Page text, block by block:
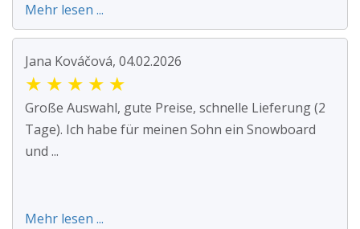
Mehr lesen ...
Jana Kováčová, 04.02.2026
★ ★ ★ ★ ★
Große Auswahl, gute Preise, schnelle Lieferung (2
Tage). Ich habe für meinen Sohn ein Snowboard
und ...
Mehr lesen ...